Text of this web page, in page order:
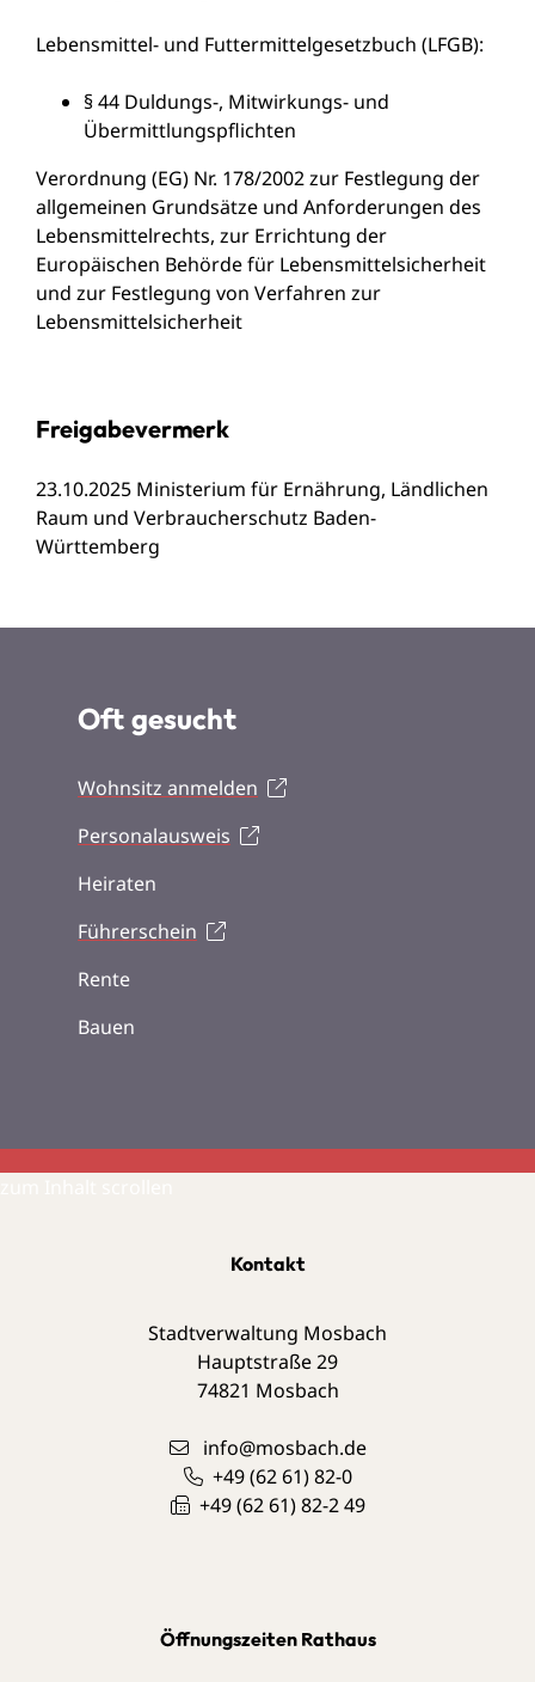
Lebensmittel- und Futtermittelgesetzbuch (LFGB):
§ 44 Duldungs-, Mitwirkungs- und
Übermittlungspflichten
Verordnung (EG) Nr. 178/2002 zur Festlegung der
allgemeinen Grundsätze und Anforderungen des
Lebensmittelrechts, zur Errichtung der
Europäischen Behörde für Lebensmittelsicherheit
und zur Festlegung von Verfahren zur
Lebensmittelsicherheit
Freigabevermerk
23.10.2025 Ministerium für Ernährung, Ländlichen
Raum und Verbraucherschutz Baden-
Württemberg
Oft gesucht
Wohnsitz anmelden
Personalausweis
Heiraten
Führerschein
Rente
Bauen
Kontakt
Stadtverwaltung Mosbach
Hauptstraße 29
74821 Mosbach
info@mosbach.de
+49 (62 61) 82-0
+49 (62 61) 82-2 49
Öffnungszeiten Rathaus